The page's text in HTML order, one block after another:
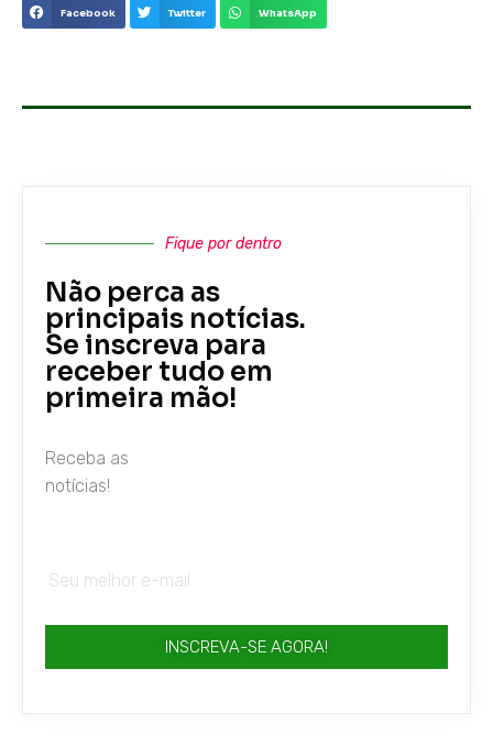
Facebook Twitter WhatsApp
Fique por dentro
Não perca as
principais notícias.
Se inscreva para
receber tudo em
primeira mão!
Receba as
notícias!
INSCREVA-SE AGORA!